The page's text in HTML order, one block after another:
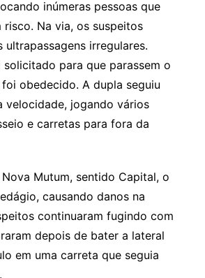
inúmeras pessoas que
risco. Na via, os suspeitos
ultrapassagens irregulares.
para que parassem o
obedecido. A dupla seguiu
velocidade, jogando vários
e carretas para fora da
Mutum, sentido Capital, o
causando danos na
continuaram fugindo com
depois de bater a lateral
em uma carreta que seguia